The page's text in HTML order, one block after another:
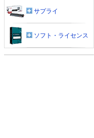
サプライ
ソフト・ライセンス